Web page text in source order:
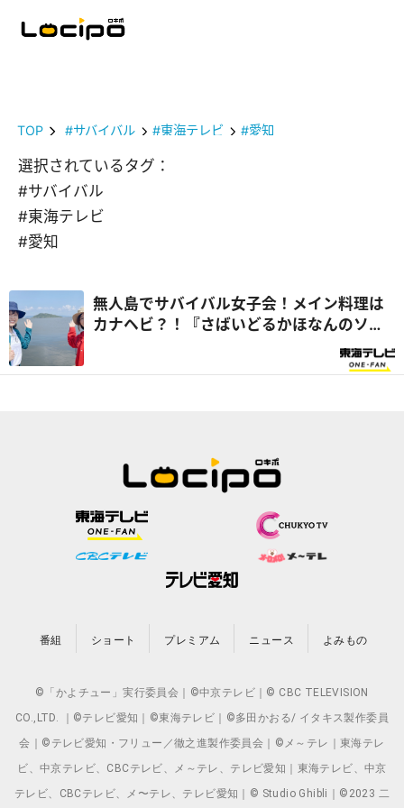
TOP #サバイバル #東海テレビ #愛知
選択されているタグ：
#サバイバル
#東海テレビ
#愛知
無人島でサバイバル女子会！メイン料理は
カナヘビ？！『さばいどるかほなんのソロ
番組 ショート プレミアム ニュース よみもの
©「かよチュー」実行委員会｜©中京テレビ｜© CBC TELEVISION
CO.,LTD. ｜©テレビ愛知｜©東海テレビ｜©多田かおる/ イタキス製作委員
会｜©テレビ愛知・フリュー／徹之進製作委員会｜©メ～テレ｜東海テレ
ビ、中京テレビ、CBCテレビ、メ～テレ、テレビ愛知｜東海テレビ、中京
テレビ、CBCテレビ、メ〜テレ、テレビ愛知｜© Studio Ghibli｜©2023 二